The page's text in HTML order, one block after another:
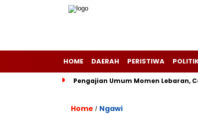
HOME DAERAH PERISTIWA
Pengajian Umum Momen Lebaran,
Home / Ngawi